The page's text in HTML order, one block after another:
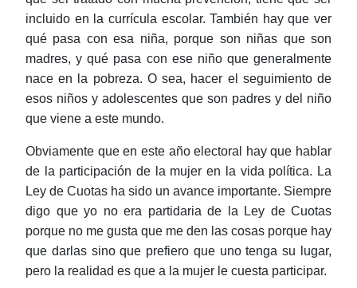
incluido en la currícula escolar. También hay que ver
qué pasa con esa niña, porque son niñas que son
madres, y qué pasa con ese niño que generalmente
nace en la pobreza. O sea, hacer el seguimiento de
esos niños y adolescentes que son padres y del niño
que viene a este mundo.
Obviamente que en este año electoral hay que hablar
de la participación de la mujer en la vida política. La
Ley de Cuotas ha sido un avance importante. Siempre
digo que yo no era partidaria de la Ley de Cuotas
porque no me gusta que me den las cosas porque hay
que darlas sino que prefiero que uno tenga su lugar,
pero la realidad es que a la mujer le cuesta participar.